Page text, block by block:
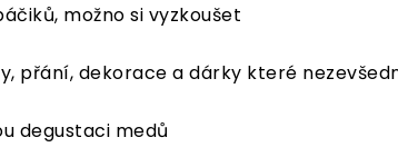
možno si vyzkoušet
přání, dekorace a dárky které
degustaci medů